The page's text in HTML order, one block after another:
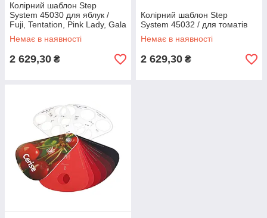
Колірний шаблон Step
System 45030 для яблук /
Fuji, Tentation, Pink Lady, Gala
or Golden Delicious
Немає в наявності
2 629,30 ₴
Колірний шаблон Step
System 45032 / для томатів
Немає в наявності
2 629,30 ₴